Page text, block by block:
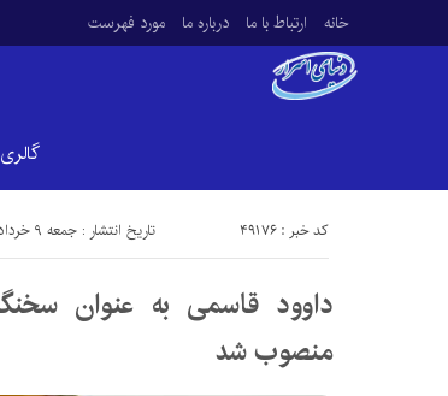
خانه ارتباط با ما درباره ما مورد فهرست
تاریخ انتشار : جمعه ۹ خرداد ۱۴۰۴ - ۱۹:۵۷ کد خبر : 49176
داوود قاسمی به عنوان
منصوب شد